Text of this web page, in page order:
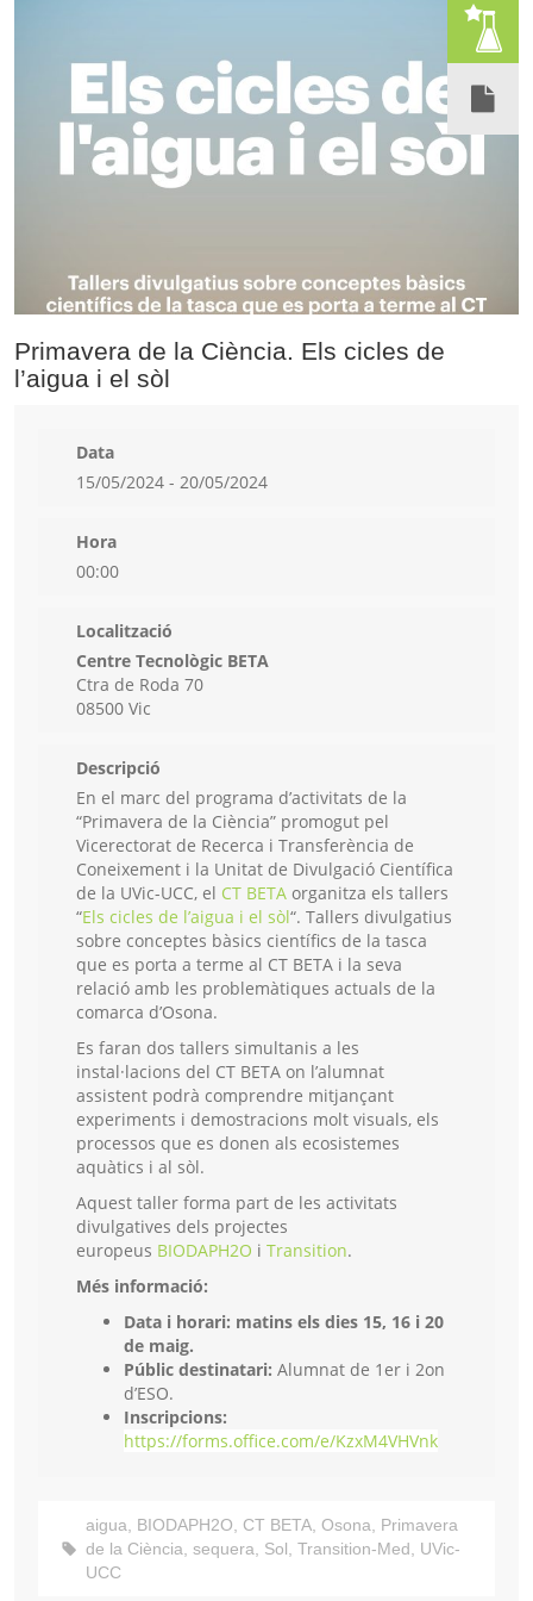
Primavera de la Ciència. Els cicles de
l’aigua i el sòl
Data
15/05/2024 - 20/05/2024
Hora
00:00
Localització
Centre Tecnològic BETA
Ctra de Roda 70
08500 Vic
Descripció
En el marc del programa d’activitats de la
“Primavera de la Ciència” promogut pel
Vicerectorat de Recerca i Transferència de
Coneixement i la Unitat de Divulgació Científica
de la UVic-UCC, el CT BETA organitza els tallers
“Els cicles de l’aigua i el sòl“. Tallers divulgatius
sobre conceptes bàsics científics de la tasca
que es porta a terme al CT BETA i la seva
relació amb les problemàtiques actuals de la
comarca d’Osona.
Es faran dos tallers simultanis a les
instal·lacions del CT BETA on l’alumnat
assistent podrà comprendre mitjançant
experiments i demostracions molt visuals, els
processos que es donen als ecosistemes
aquàtics i al sòl.
Aquest taller forma part de les activitats
divulgatives dels projectes
europeus BIODAPH2O i Transition.
Més informació:
Data i horari: matins els dies 15, 16 i 20
de maig.
Públic destinatari: Alumnat de 1er i 2on
d’ESO.
Inscripcions:
https://forms.office.com/e/KzxM4VHVnk
aigua, BIODAPH2O, CT BETA, Osona, Primavera
de la Ciència, sequera, Sol, Transition-Med, UVic-
UCC